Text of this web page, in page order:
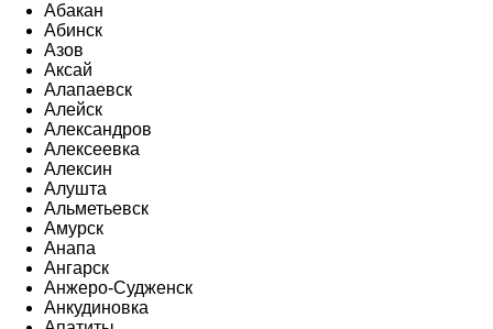
Абакан
Абинск
Азов
Аксай
Алапаевск
Алейск
Александров
Алексеевка
Алексин
Алушта
Альметьевск
Амурск
Анапа
Ангарск
Анжеро-Судженск
Анкудиновка